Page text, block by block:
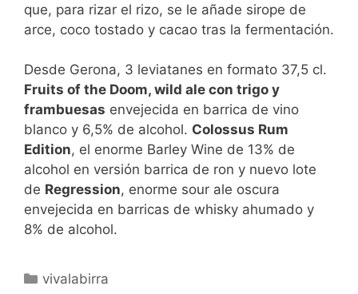
que, para rizar el rizo, se le añade sirope de
arce, coco tostado y cacao tras la fermentación.
Desde Gerona, 3 leviatanes en formato 37,5 cl.
Fruits of the Doom, wild ale con trigo y
frambuesas envejecida en barrica de vino
blanco y 6,5% de alcohol. Colossus Rum
Edition, el enorme Barley Wine de 13% de
alcohol en versión barrica de ron y nuevo lote
de Regression, enorme sour ale oscura
envejecida en barricas de whisky ahumado y
8% de alcohol.
Categorías
vivalabirra